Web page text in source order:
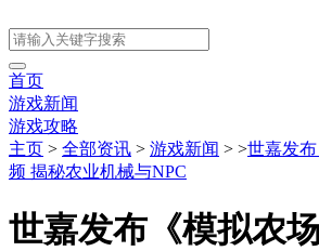
首页
游戏新闻
游戏攻略
主页 > 全部资讯 > 游戏新闻 > >世嘉发
频 揭秘农业机械与NPC
世嘉发布《模拟农